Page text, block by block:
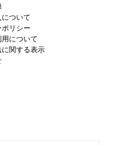
ついて
リシー
について
関する表示